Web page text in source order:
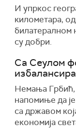
И упркос
километара,
билатералном
су добри.
Са Сеулом
Немања Грбић,
напомиње да
са државом
економија